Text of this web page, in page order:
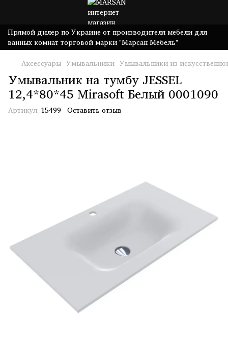
Прямой дилер по Украине от производителя мебели для
ванных комнат торговой марки "Марсан Мебель"
Аксессуары Умывальники Умывальники из
Умывальник на тумбу JESSEL
12,4*80*45 Mirasoft Белый 0001090
Артикул: 15499 Оставить отзыв